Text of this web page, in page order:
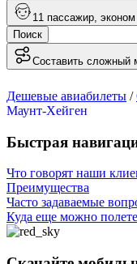
1 1 пассажир эконом
Поиск
Составить сложный
Дешевые авиабилеты /
Маунт-Хейген
Быстрая
Что говорят наши
Преимущества
Часто задаваемые
Куда еще можно